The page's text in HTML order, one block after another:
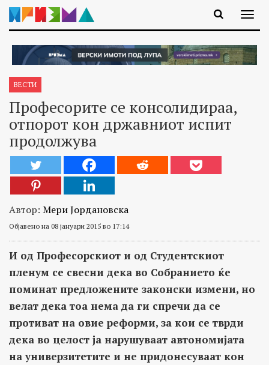
ВЕСТИ
Професорите се консолидираа,
отпорот кон државниот испит
продолжува
Автор: Мери Јордановска
Објавено на 08 јануари 2015 во 17:14
И од Професорскиот и од Студентскиот
пленум се свесни дека во Собранието ќе
поминат предложените законски измени, но
велат дека тоа нема да ги спречи да се
противат на овие реформи, за кои се тврди
дека во целост ја нарушуваат автономијата
на универзитетите и не придонесуваат кон